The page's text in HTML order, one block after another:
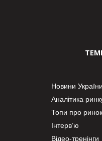
Новини
Аналітика
Топи про ринок
Інтерв’ю
Відео-тренінги